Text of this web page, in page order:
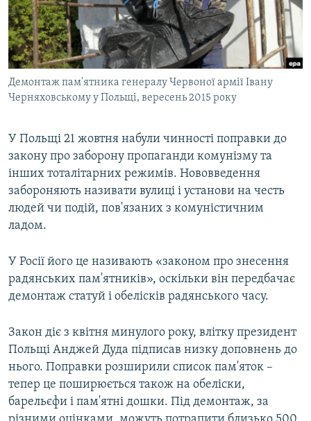
ВІДЕОУРОКИ «ELIFBE»
СВІДЧЕННЯ ОКУПАЦІЇ
УКРАЇНСЬКА ПРОБЛЕМА КРИМУ
ІНФОГРАФІКА
Русский
Qırımtatar
ДОЛУЧАЙСЯ!
Усі сайти RFE/RL
Демонтаж пам'ятника генералу Червоної армії Івану
Черняховському у Польщі, вересень 2015 року
У Польщі 21 жовтня набули чинності поправки до
закону про заборону пропаганди комунізму та
інших тоталітарних режимів. Нововведення
забороняють називати вулиці і установи на честь
людей чи подій, пов'язаних з комуністичним
ладом.
У Росії його це називають «законом про знесення
радянських пам'ятників», оскільки він передбачає
демонтаж статуй і обелісків радянського часу.
Закон діє з квітня минулого року, влітку президент
Польщі Анджей Дуда підписав низку доповнень до
нього. Поправки розширили список пам'яток –
тепер це поширюється також на обеліски,
барельєфи і пам'ятні дошки. Під демонтаж, за